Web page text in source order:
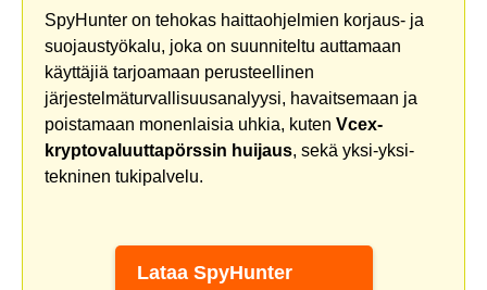
SpyHunter on tehokas haittaohjelmien korjaus- ja
suojaustyökalu, joka on suunniteltu auttamaan
käyttäjiä tarjoamaan perusteellinen
järjestelmäturvallisuusanalyysi, havaitsemaan ja
poistamaan monenlaisia uhkia, kuten Vcex-
kryptovaluuttapörssin huijaus, sekä yksi-yksi-
tekninen tukipalvelu.
Lataa SpyHunter